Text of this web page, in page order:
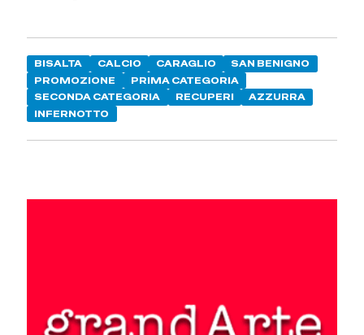
BISALTA CALCIO CARAGLIO
SAN BENIGNO
PROMOZIONE
PRIMA CATEGORIA
SECONDA CATEGORIA
RECUPERI
AZZURRA
INFERNOTTO